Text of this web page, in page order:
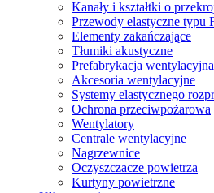
Kanały i kształtki o
Przewody elastyczne typu
Elementy zakańczające
Tłumiki akustyczne
Prefabrykacja wentylacyjna
Akcesoria wentylacyjne
Systemy elastycznego
Ochrona przeciwpożarowa
Wentylatory
Centrale wentylacyjne
Nagrzewnice
Oczyszczacze powietrza
Kurtyny powietrzne